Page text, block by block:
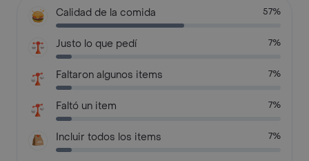
Calidad de la comida 57%
Justo lo que pedí 7%
Faltaron algunos items 7%
Faltó un item 7%
Incluir todos los items 7%